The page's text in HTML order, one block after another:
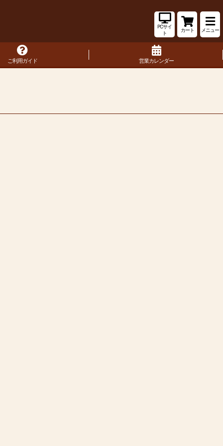
PCサイ
ト
カート メニュー
ご利用ガイド 営業カレンダー